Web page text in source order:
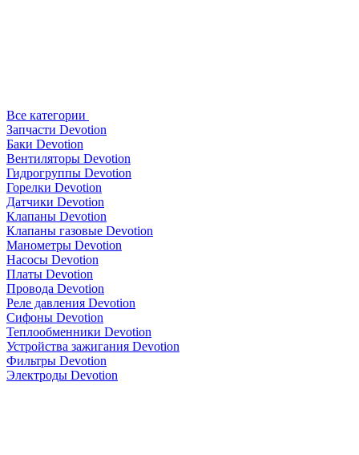
Все категории
Запчасти Devotion
Баки Devotion
Вентиляторы Devotion
Гидрогруппы Devotion
Горелки Devotion
Датчики Devotion
Клапаны Devotion
Клапаны газовые Devotion
Манометры Devotion
Насосы Devotion
Платы Devotion
Провода Devotion
Реле давления Devotion
Сифоны Devotion
Теплообменники Devotion
Устройства зажигания Devotion
Фильтры Devotion
Электроды Devotion